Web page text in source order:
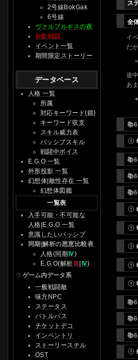
ス
全
イ
だ
途
あ
2号線BokGak
6号線
ヴァルプルギスの夜
射影戦闘
イベント一覧
期間限定ストーリー
データベース
人格 一覧
所属
対応キーワード(鏡)
キーワード収支
スキル威力表
パッシブスキル
戦闘中ボイス
E.G.O 一覧
外形投影 一覧
幻想体|敵性存在 一覧
幻想体図鑑
一覧表
入手可能・不可能な
人格|E.G.O 一覧
意識したいパッシブ
同期|解析の恩恵比較表
人格(同期Ⅳ)
E.G.O(解析 Ⅲ | Ⅳ)
ゲーム内データ系
一般戦闘敵
味方NPC
ステータス
バトルパス
チケットデコ
インベントリ
ストーリースチル
OST